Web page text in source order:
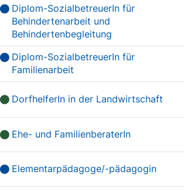
Diplom-SozialbetreuerIn für
Behindertenarbeit und
Behindertenbegleitung
Diplom-SozialbetreuerIn für
Familienarbeit
DorfhelferIn in der Landwirtschaft
Ehe- und FamilienberaterIn
Elementarpädagoge/-pädagogin